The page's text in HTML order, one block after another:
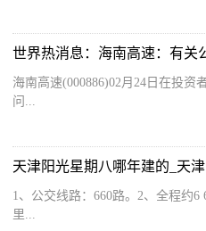
海南高速(000886)02月24日在投资
问...
天津阳光星期八哪年建的_天
1、公交线路：660路。2、全程约
里...